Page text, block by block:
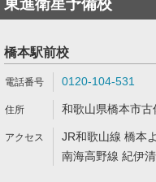
東進衛星予備校
橋本駅前校
0120-104-531
和歌山県橋本市古
JR和歌山線 橋本
南海高野線 紀伊